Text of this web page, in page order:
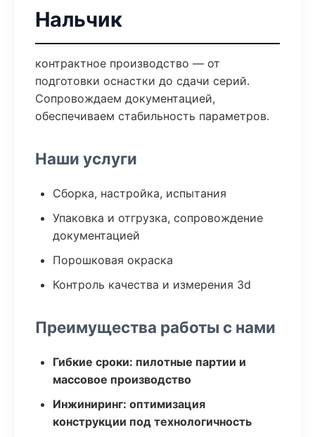
Нальчик
контрактное производство — от
подготовки оснастки до сдачи серий.
Сопровождаем документацией,
обеспечиваем стабильность параметров.
Наши услуги
Сборка, настройка, испытания
Упаковка и отгрузка, сопровождение
документацией
Порошковая окраска
Контроль качества и измерения 3d
Преимущества работы с нами
Гибкие сроки: пилотные партии и
массовое производство
Инжиниринг: оптимизация
конструкции под технологичность